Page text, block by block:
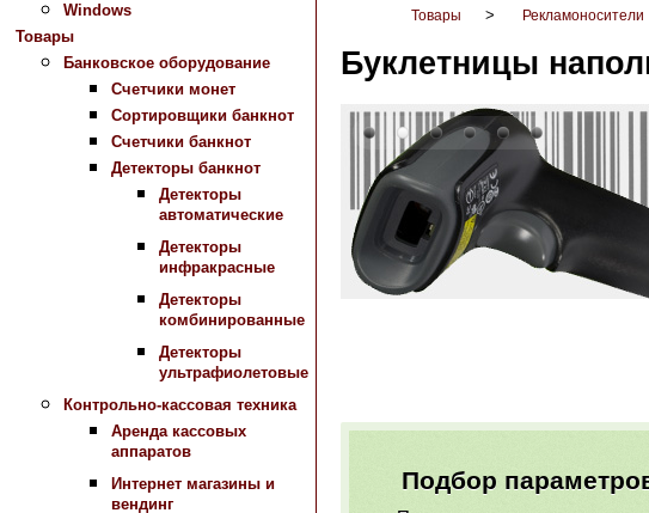
Windows
Товары
Банковское оборудование
Счетчики монет
Сортировщики банкнот
Счетчики банкнот
Детекторы банкнот
Детекторы
автоматические
Детекторы
инфракрасные
Детекторы
комбинированные
Детекторы
ультрафиолетовые
Контрольно-кассовая техника
Аренда кассовых
аппаратов
Интернет магазины и
вендинг
Товары > Рекламоносители
Буклетницы
Подбор